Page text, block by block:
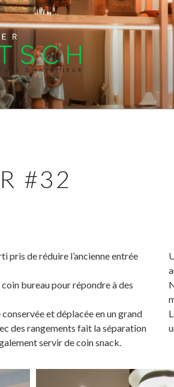
d'intérieur, rénovation,
#32
pris de réduire l’ancienne entrée
bureau pour répondre à des
et déplacée en un grand
des rangements fait la séparation
servir de coin snack.